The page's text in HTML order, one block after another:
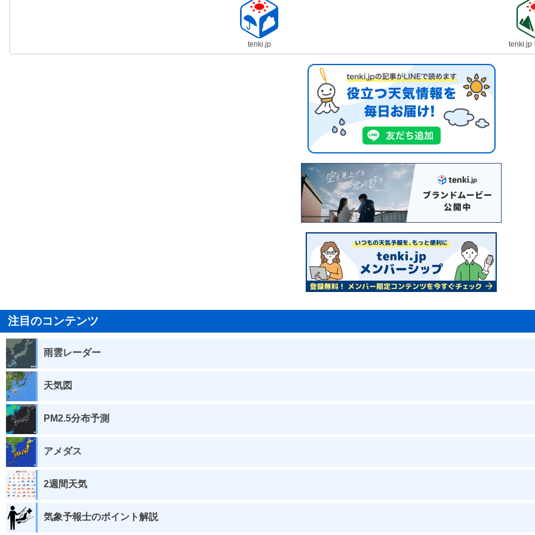
tenki.jp tenki.jp
注目のコンテンツ
雨雲レーダー
天気図
PM2.5分布予測
アメダス
2週間天気
気象予報士のポイント解説